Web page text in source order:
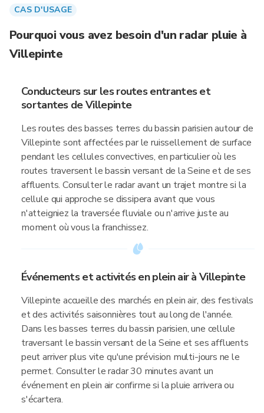
CAS D'USAGE
Pourquoi vous avez besoin d'un radar pluie à
Villepinte
Conducteurs sur les routes entrantes et
sortantes de Villepinte
Les routes des basses terres du bassin parisien autour de
Villepinte sont affectées par le ruissellement de surface
pendant les cellules convectives, en particulier où les
routes traversent le bassin versant de la Seine et de ses
affluents. Consulter le radar avant un trajet montre si la
cellule qui approche se dissipera avant que vous
n'atteigniez la traversée fluviale ou n'arrive juste au
moment où vous la franchissez.
Événements et activités en plein air à Villepinte
Villepinte accueille des marchés en plein air, des festivals
et des activités saisonnières tout au long de l'année.
Dans les basses terres du bassin parisien, une cellule
traversant le bassin versant de la Seine et ses affluents
peut arriver plus vite qu'une prévision multi-jours ne le
permet. Consulter le radar 30 minutes avant un
événement en plein air confirme si la pluie arrivera ou
s'écartera.